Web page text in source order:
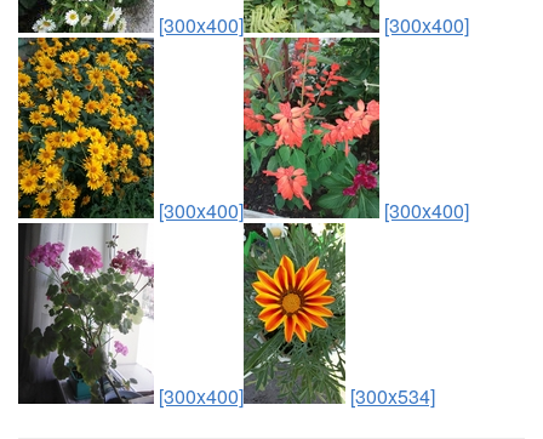
[300x400] [300x400]
[300x400] [300x400]
[300x400] [300x534]